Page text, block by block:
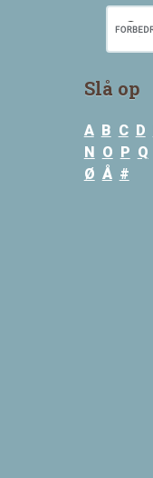
Slå op
A B C D
N O P Q
Ø Å #